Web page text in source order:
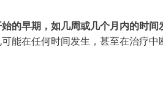
的早期，如几周或几个月内的时
能在任何时间发生，甚至在治疗中